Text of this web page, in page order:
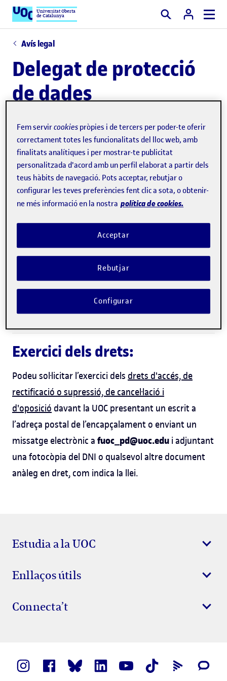
Universitat Oberta
de Catalunya Cercar
Avís legal
Delegat de protecció
de dades
Contacte:
Per a qualsevol qüestió relacionada amb el
tractament que la Fundació per a la Universitat
Oberta de Catalunya fa de les vostres dades, us
podeu posar en contacte amb el delegat de
Adreça electrònica: dpd@uoc.edu
Adreça postal: Rambla del Poblenou, 154-156.
Exercici dels drets:
Podeu sol·licitar l’exercici dels drets d'accés, de
rectificació o supressió, de cancel·lació i
d'oposició davant la UOC presentant un escrit a
l’adreça postal de l’encapçalament o enviant un
missatge electrònic a fuoc_pd@uoc.edu i adjuntant
una fotocòpia del DNI o qualsevol altre document
anàleg en dret, com indica la llei.
Estudia a la UOC
Enllaços útils
Connecta’t
Fem servircookies pròpies i de tercers per poder-te oferir
correctament totes les funcionalitats del lloc web, amb
finalitats analítiques i per mostrar-te publicitat
personalitzada d'acord amb un perfil elaborat a partir dels
teus hàbits de navegació. Pots acceptar, rebutjar o
configurar les teves preferències fent clic a sota, o obtenir-
ne més informació en la nostra política de cookies.
Rebutjar
Acceptar
Configurar